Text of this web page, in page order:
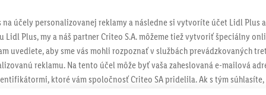
účely personalizovanej reklamy a následne si vytvoríte účet Lidl Plus
Lidl Plus, my a náš partner Criteo S.A. môžeme tiež vytvoriť špeciálny
uvediete, aby sme vás mohli rozpoznať v službách prevádzkovaných
reklamu. Na tento účel môže byť vaša zaheslovaná e-mailová
ktoré vám spoločnosť Criteo SA pridelila. Ak s tým súhlasíte,